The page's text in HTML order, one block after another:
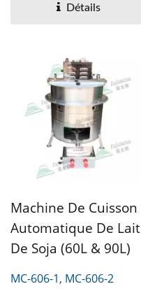
Détails
Machine De Cuisson
Automatique De Lait
De Soja (60L & 90L)
MC-606-1, MC-606-2